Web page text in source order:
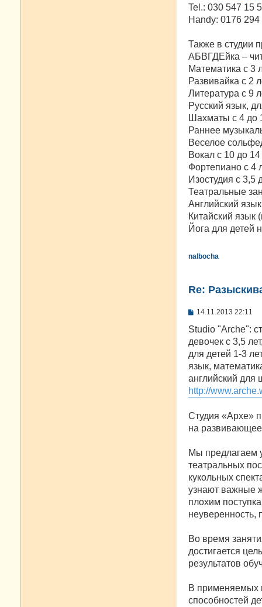
е
Tel.: 030 547 15
Handy: 0176
Также в студии
АБВГДЕйка –
Математика с 3
Развивайка с 2
Литература с 9
Русский язык,
Шахматы с 4 до
Раннее
Веселое
Вокал с 10 до 14
Фортепиано с 4
Изостудия с 3,5
Театральные
Английский
Китайский язык
Йога для детей
nalbocha
Re:
С
о
щ
е
и
е
14.11.2013 22:11
Studio "Arche":
девочек с 3,5
для детей 1-3
язык,
английский для
http://
Студия «Архе»
на развивающее
Мы предлагаем
театральных
кукольных
узнают важные
плохим
неуверенность,
Во время
достигается
результатов
В применяемых
способностей